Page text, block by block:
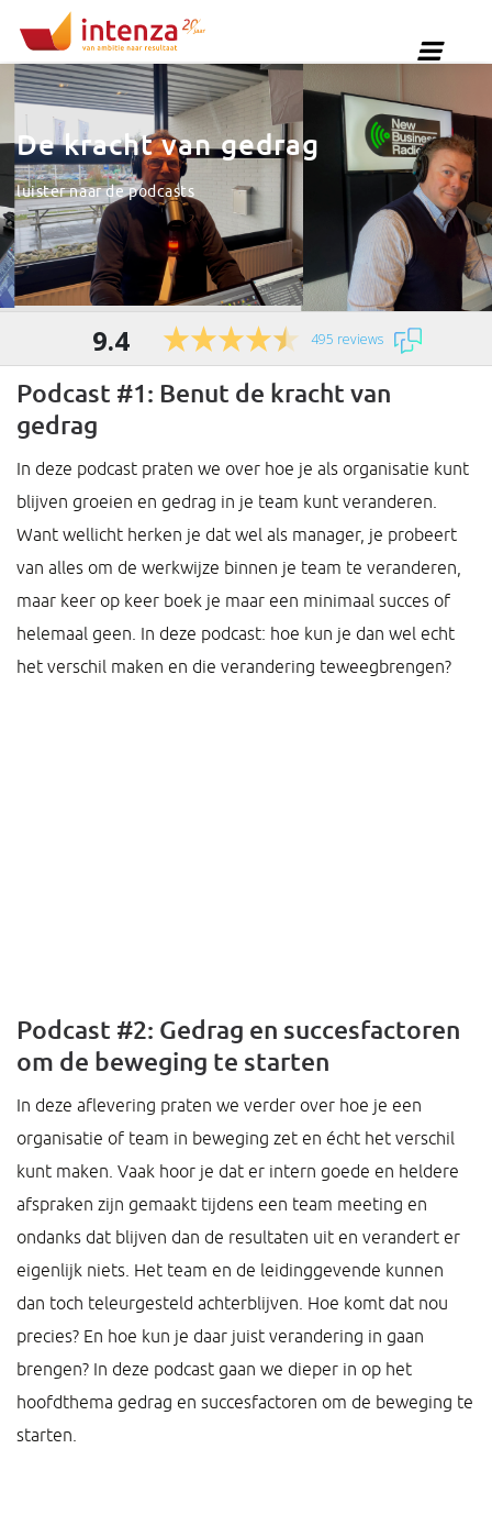
De kracht van gedrag
luister naar de podcasts
9.4 495 reviews
Podcast #1: Benut de kracht van
gedrag
In deze podcast praten we over hoe je als organisatie kunt
blijven groeien en gedrag in je team kunt veranderen.
Want wellicht herken je dat wel als manager, je probeert
van alles om de werkwijze binnen je team te veranderen,
maar keer op keer boek je maar een minimaal succes of
helemaal geen. In deze podcast: hoe kun je dan wel echt
het verschil maken en die verandering teweegbrengen?
Podcast #2: Gedrag en succesfactoren
om de beweging te starten
In deze aflevering praten we verder over hoe je een
organisatie of team in beweging zet en écht het verschil
kunt maken. Vaak hoor je dat er intern goede en heldere
afspraken zijn gemaakt tijdens een team meeting en
ondanks dat blijven dan de resultaten uit en verandert er
eigenlijk niets. Het team en de leidinggevende kunnen
dan toch teleurgesteld achterblijven. Hoe komt dat nou
precies? En hoe kun je daar juist verandering in gaan
brengen? In deze podcast gaan we dieper in op het
hoofdthema gedrag en succesfactoren om de beweging te
starten.